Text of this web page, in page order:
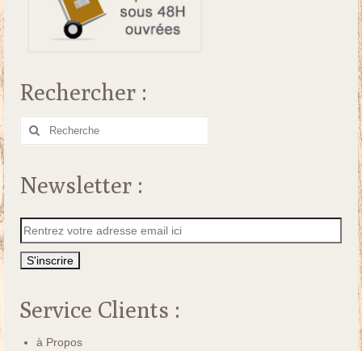
Rechercher :
Rechercher
Newsletter :
Service Clients :
à Propos